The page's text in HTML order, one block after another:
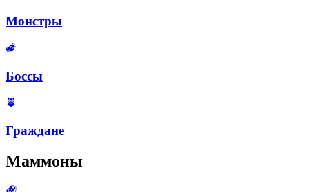
Монстры
Боссы
Граждане
Маммоны